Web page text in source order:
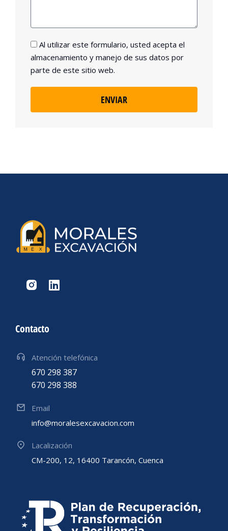
Al utilizar este formulario, usted acepta el
almacenamiento y manejo de sus datos por
parte de este sitio web.
ENVIAR
Contacto
Atención telefónica
670 298 387
670 298 388
Email
info@moralesexcavacion.com
Lacalización
CM-200, 12, 16400 Tarancón, Cuenca